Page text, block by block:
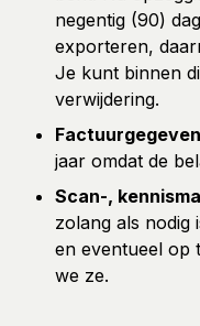
negentig (90)
exporteren,
Je kunt binnen
verwijdering.
jaar omdat de
Scan-,
zolang als nodig
en eventueel op
we ze.